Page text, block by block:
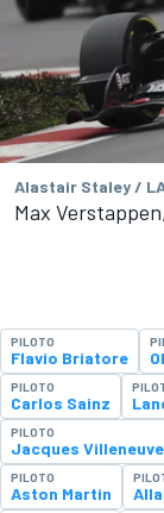
Alastair Staley /
Max
PILOTO
Flavio Briatore
PILOTO
Carlos Sainz
PILOTO
Jacques Villeneuve
PILOTO
Aston Martin